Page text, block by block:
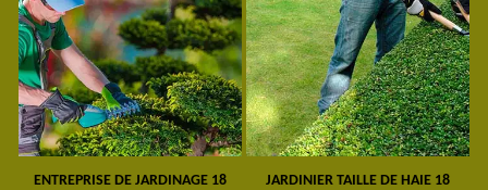
ENTREPRISE DE JARDINAGE 18 JARDINIER TAILLE DE HAIE 18